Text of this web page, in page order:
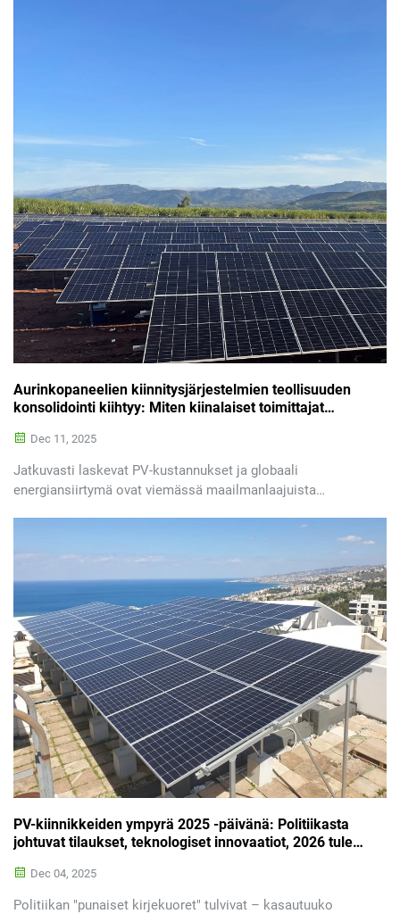
käyttöönoton hidastuminen saattaa heikentää alueen
kilpailukykyä ja energiaturvallisuutta.
Aurinkopaneelien kiinnitysjärjestelmien teollisuuden
konsolidointi kiihtyy: Miten kiinalaiset toimittajat
Dec 11, 2025
Jatkuvasti laskevat PV-kustannukset ja globaali
energiansiirtymä ovat viemässä maailmanlaajuista
erityisesti nousevissa markkinoissa, kuten Kaakkois-
PV-kiinnikkeiden ympyrä 2025 -päivänä: Politiikasta
johtuvat tilaukset, teknologiset innovaatiot, 2026 tulee
Dec 04, 2025
Politiikan "punaiset kirjekuoret" tulvivat – kasautuuko